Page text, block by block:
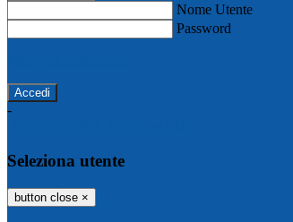
Nome Utente
Password
-
Seleziona utente
button close ×